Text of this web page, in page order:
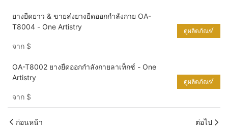
ยางยืดยาว & ขายส่งยางยืดออกกำลังกาย OA-
T8004 - One Artistry
จาก $
ดูผลิตภัณฑ์
OA-T8002 ยางยืดออกกำลังกายลาเท็กซ์ - One
Artistry
จาก $
ดูผลิตภัณฑ์
ก่อนหน้า ต่อไป